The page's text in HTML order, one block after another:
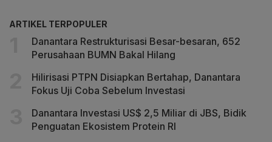
ARTIKEL TERPOPULER
Danantara Restrukturisasi Besar-besaran, 652
Perusahaan BUMN Bakal Hilang
Hilirisasi PTPN Disiapkan Bertahap, Danantara
Fokus Uji Coba Sebelum Investasi
Danantara Investasi US$ 2,5 Miliar di JBS, Bidik
Penguatan Ekosistem Protein RI